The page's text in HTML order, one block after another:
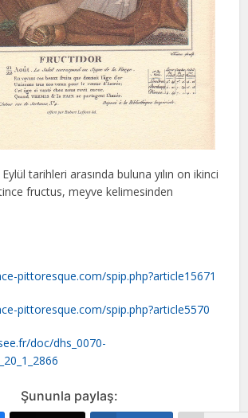
tarihleri arasında buluna yılın on ikinci
fructus, meyve kelimesinden
pittoresque.com/spip.php?article15671
pittoresque.com/spip.php?article5570
doc/dhs_0070-
Şununla paylaş: